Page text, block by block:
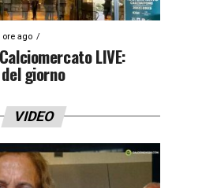
ore ago
LIVE:
giorno
VIDEO